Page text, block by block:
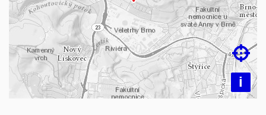
Načítám mapu…
i
